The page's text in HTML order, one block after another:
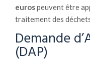
eurospeuvent être
traitement des
Demande
(DAP)